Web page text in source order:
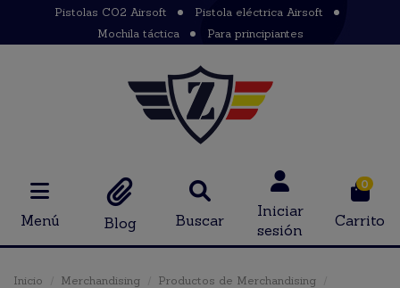
Pistolas CO2 Airsoft
Pistola eléctrica Airsoft
Mochila táctica
Para principiantes
Menú Blog Buscar
Iniciar
sesión
0
Carrito
Inicio Merchandising
Productos de Merchandising